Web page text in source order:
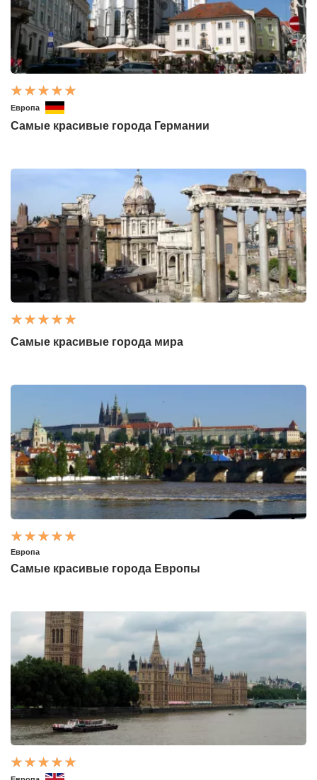
Европа
Самые красивые города Германии
Самые красивые города мира
Европа
Самые красивые города Европы